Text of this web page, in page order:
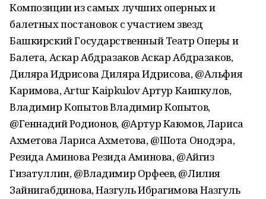
Композиции из самых лучших оперных и
балетных постановок с участием звезд
Башкирский Государственный Театр Оперы и
Балета, Аскар Абдразаков Аскар Абдразаков,
Диляра Идрисова Диляра Идрисова, @Альфия
Каримова, Artur Kaipkulov Артур Каипкулов,
Владимир Копытов Владимир Копытов,
@Геннадий Родионов, @Артур Каюмов, Лариса
Ахметова Лариса Ахметова, @Шота Онодэра,
Резида Аминова Резида Аминова, @Айгиз
Гизатуллин, @Владимир Орфеев, @Лилия
Зайнигабдинова, Назгуль Ибрагимова Назгуль